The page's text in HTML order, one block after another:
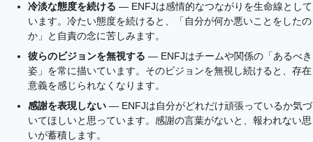
冷淡な態度を続ける — ENFJは感情的なつながりを生命線として
います。冷たい態度を続けると、「自分が何か悪いことをしたの
か」と自責の念に苦しみます。
彼らのビジョンを無視する — ENFJはチームや関係の「あるべき
姿」を常に描いています。そのビジョンを無視し続けると、存在
意義を感じられなくなります。
感謝を表現しない — ENFJは自分がどれだけ頑張っているか気づ
いてほしいと思っています。感謝の言葉がないと、報われない思
いが蓄積します。